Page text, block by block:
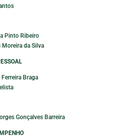
Pinto Ribeiro
da Silva
Braga
Gonçalves Barreira